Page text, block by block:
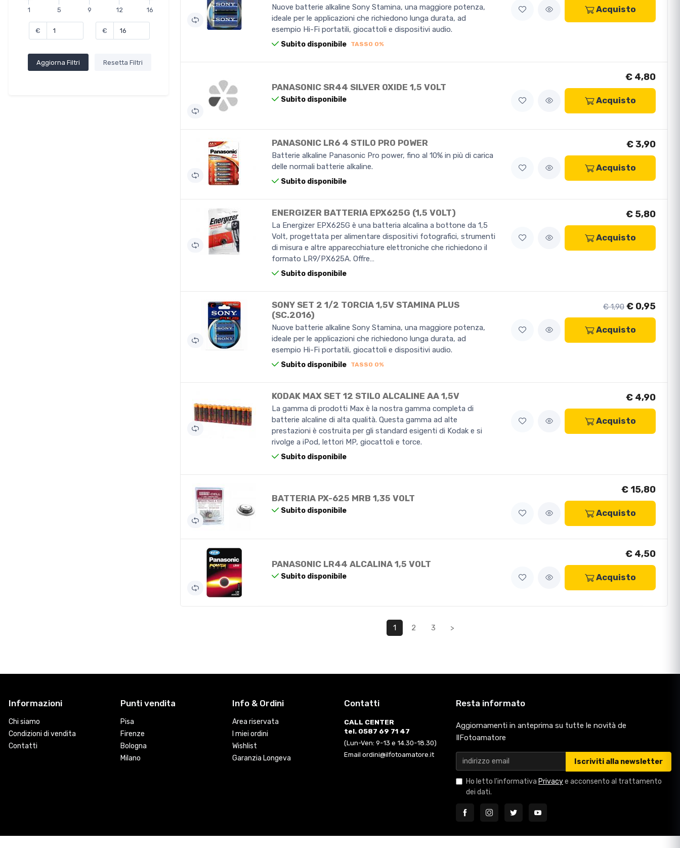
1 5 9 12 16
€ €
Aggiorna Filtri Resetta Filtri
Nuove batterie alkaline Sony Stamina, una maggiore potenza,
ideale per le applicazioni che richiedono lunga durata, ad
esempio Hi-Fi portatili, giocattoli e dispositivi audio.
Subito disponibile TASSO 0%
Acquisto
PANASONIC SR44 SILVER OXIDE 1,5 VOLT
Subito disponibile
€ 4,80
Acquisto
PANASONIC LR6 4 STILO PRO POWER
Batterie alkaline Panasonic Pro power, fino al 10% in più di carica
delle normali batterie alkaline.
Subito disponibile
€ 3,90
Acquisto
ENERGIZER BATTERIA EPX625G (1,5 VOLT)
La Energizer EPX625G è una batteria alcalina a bottone da 1,5
Volt, progettata per alimentare dispositivi fotografici, strumenti
di misura e altre apparecchiature elettroniche che richiedono il
formato LR9/PX625A. Offre…
Subito disponibile
€ 5,80
Acquisto
SONY SET 2 1/2 TORCIA 1,5V STAMINA PLUS
(SC.2016)
Nuove batterie alkaline Sony Stamina, una maggiore potenza,
ideale per le applicazioni che richiedono lunga durata, ad
esempio Hi-Fi portatili, giocattoli e dispositivi audio.
Subito disponibile TASSO 0%
€ 1,90 € 0,95
Acquisto
KODAK MAX SET 12 STILO ALCALINE AA 1,5V
La gamma di prodotti Max è la nostra gamma completa di
batterie alcaline di alta qualità. Questa gamma ad alte
prestazioni è costruita per gli standard esigenti di Kodak e si
rivolge a iPod, lettori MP, giocattoli e torce.
Subito disponibile
€ 4,90
Acquisto
BATTERIA PX-625 MRB 1,35 VOLT
Subito disponibile
€ 15,80
Acquisto
PANASONIC LR44 ALCALINA 1,5 VOLT
Subito disponibile
€ 4,50
Acquisto
1 2 3 >
Informazioni
Chi siamo
Condizioni di vendita
Contatti
Punti vendita
Pisa
Firenze
Bologna
Milano
Info & Ordini
Area riservata
I miei ordini
Wishlist
Garanzia Longeva
Contatti
CALL CENTER
tel. 0587 69 71 47
(Lun-Ven: 9-13 e 14.30-18.30)
Email ordini@ilfotoamatore.it
Resta informato
Aggiornamenti in anteprima su tutte le novità de
IlFotoamatore
Iscriviti alla newsletter
Ho letto l'informativa Privacye acconsento al trattamento
dei dati.